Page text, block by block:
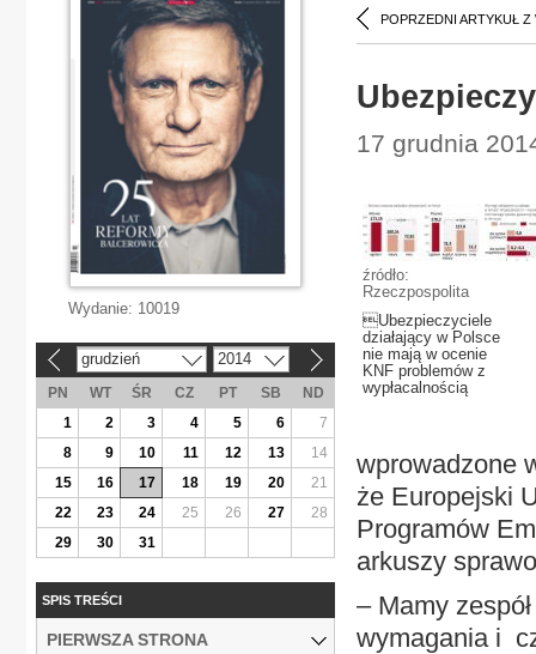
POPRZEDNI ARTYKUŁ Z
17 grudnia
źródło:
Rzeczpospolita
Ubezpieczyciele
działający w Polsce
nie mają w ocenie
KNF problemów z
wypłacalnością
wprowadzone
że Europejski
Programów
arkuszy
– Mamy
wymagania i
Wydanie: 10019
grudzień 2014
PN WT ŚR CZ PT SB
ND
1
2 3 4 5 6
7
8
9 10 11 12 13
14
15
16 17 18 19 20
21
22
23 24 25 26 27
28
29
30 31
SPIS TREŚCI
PIERWSZA STRONA